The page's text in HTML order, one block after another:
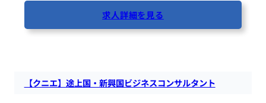
求人詳細を見る
【クニエ】途上国・新興国ビジネスコンサルタント